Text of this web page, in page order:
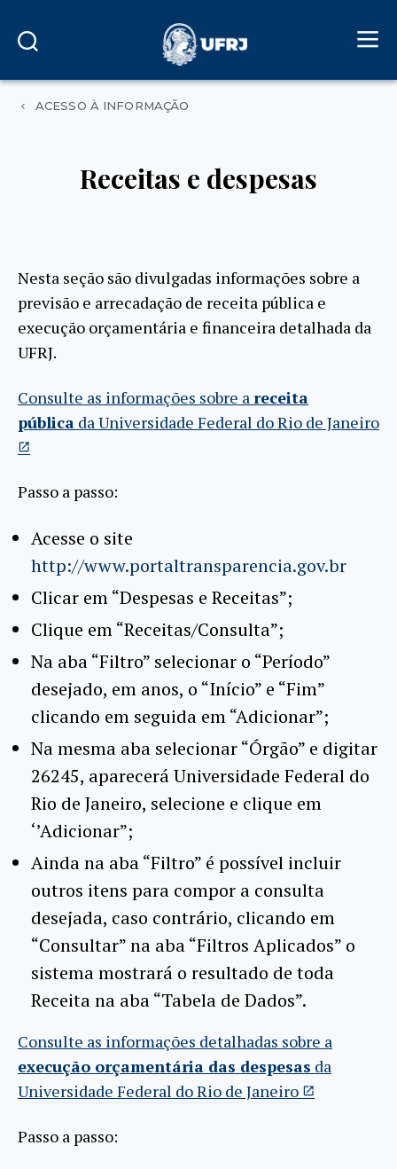
ACESSO À INFORMAÇÃO
Receitas e despesas
Nesta seção são divulgadas informações sobre a
previsão e arrecadação de receita pública e
execução orçamentária e financeira detalhada da
UFRJ.
Consulte as informações sobre a receita
pública da Universidade Federal do Rio de Janeiro
Passo a passo:
Acesse o site
http://www.portaltransparencia.gov.br
Clicar em “Despesas e Receitas”;
Clique em “Receitas/Consulta”;
Na aba “Filtro” selecionar o “Período”
desejado, em anos, o “Início” e “Fim”
clicando em seguida em “Adicionar”;
Na mesma aba selecionar “Órgão” e digitar
26245, aparecerá Universidade Federal do
Rio de Janeiro, selecione e clique em
‘’Adicionar”;
Ainda na aba “Filtro” é possível incluir
outros itens para compor a consulta
desejada, caso contrário, clicando em
“Consultar” na aba “Filtros Aplicados” o
sistema mostrará o resultado de toda
Receita na aba “Tabela de Dados”.
Consulte as informações detalhadas sobre a
execução orçamentária das despesas da
Universidade Federal do Rio de Janeiro
Passo a passo: